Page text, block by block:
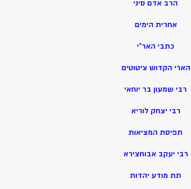
הרב אדם סיני
אחרית הימים
כתבי האר”י
הארי הקדוש ציטוטים
רבי שמעון בר יוחאי
רבי יצחק לוריא
תפיסת המציאות
רבי יעקב אבוחצירא
תת מודע יהדות